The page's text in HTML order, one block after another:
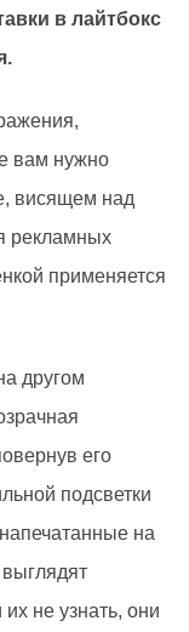
в лайтбокс
вам нужно
висящем над
рекламных
применяется
другом
его
подсветки
на
не узнать, они